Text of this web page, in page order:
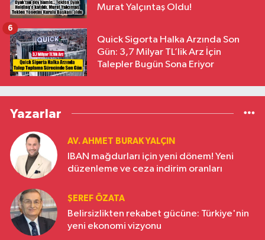
Murat Yalçıntaş Oldu!
Quick Sigorta Halka Arzında Son
Gün: 3,7 Milyar TL’lik Arz İçin
Talepler Bugün Sona Eriyor
6
Yazarlar
AV. AHMET BURAK YALÇIN
IBAN mağdurları için yeni dönem! Yeni
düzenleme ve ceza indirim oranları
ŞEREF ÖZATA
Belirsizlikten rekabet gücüne: Türkiye'nin
yeni ekonomi vizyonu